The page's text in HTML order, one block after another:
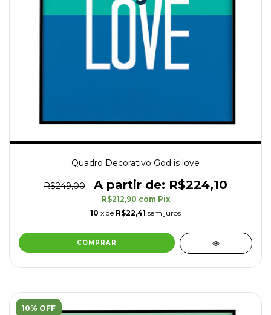
Quadro Decorativo God is love
R$249,00 R$224,10
R$212,90 com Pix
10 x de R$22,41 sem juros
COMPRAR
10% OFF